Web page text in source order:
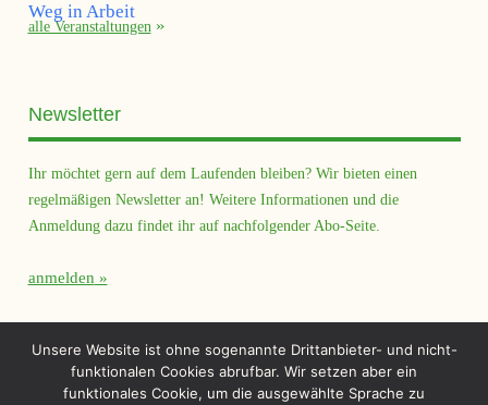
alle Veranstaltungen
Newsletter
Ihr möchtet gern auf dem Laufenden bleiben? Wir bieten einen
regelmäßigen Newsletter an! Weitere Informationen und die
Anmeldung dazu findet ihr auf nachfolgender Abo-Seite.
anmelden
Unsere Website ist ohne sogenannte Drittanbieter- und nicht-
funktionalen Cookies abrufbar. Wir setzen aber ein
funktionales Cookie, um die ausgewählte Sprache zu